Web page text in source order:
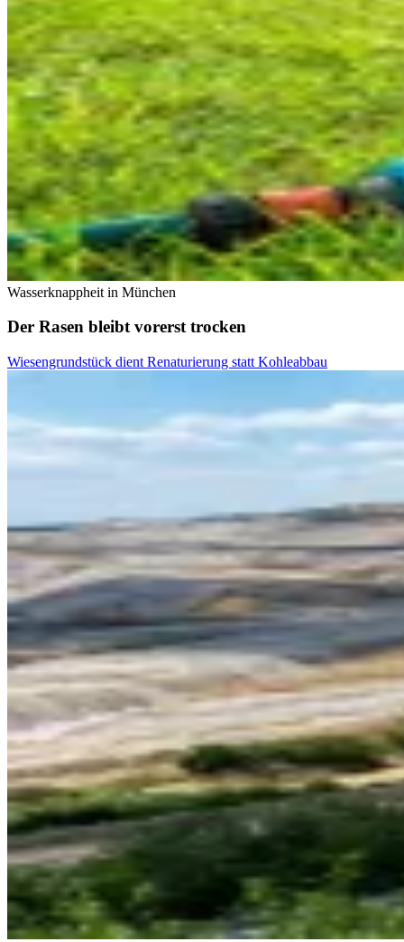
Wasserknappheit in München
Der Rasen bleibt vorerst trocken
Wiesengrundstück dient Renaturierung statt Kohleabbau